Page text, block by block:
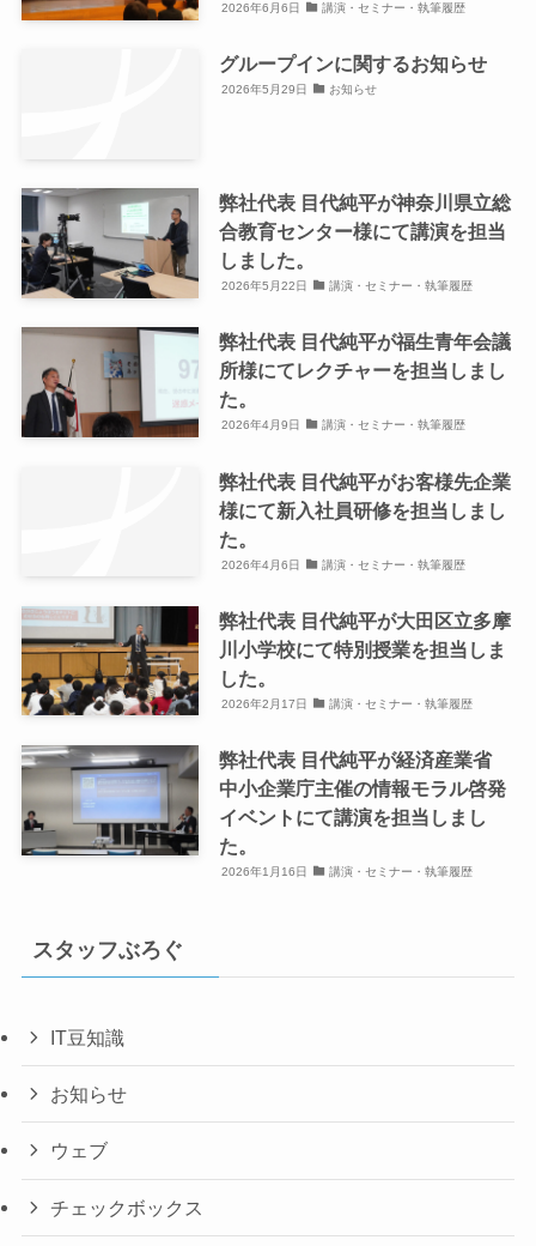
2026年6月6日 講演・セミナー・執筆履歴
グループインに関するお知らせ
2026年5月29日 お知らせ
弊社代表 目代純平が神奈川県立総
合教育センター様にて講演を担当
しました。
2026年5月22日 講演・セミナー・執筆履歴
弊社代表 目代純平が福生青年会議
所様にてレクチャーを担当しまし
た。
2026年4月9日 講演・セミナー・執筆履歴
弊社代表 目代純平がお客様先企業
様にて新入社員研修を担当しまし
た。
2026年4月6日 講演・セミナー・執筆履歴
弊社代表 目代純平が大田区立多摩
川小学校にて特別授業を担当しま
した。
2026年2月17日 講演・セミナー・執筆履歴
弊社代表 目代純平が経済産業省
中小企業庁主催の情報モラル啓発
イベントにて講演を担当しまし
た。
2026年1月16日 講演・セミナー・執筆履歴
スタッフぶろぐ
IT豆知識
お知らせ
ウェブ
チェックボックス